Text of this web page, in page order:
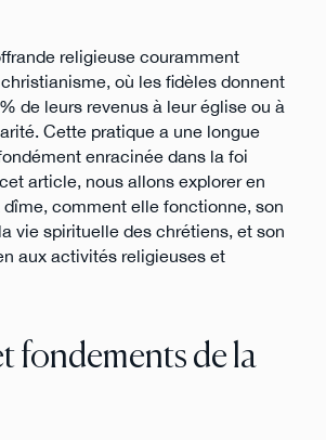
religieuse couramment
où les fidèles donnent
de leurs revenus à leur église ou à
Cette pratique a une longue
enracinée dans la foi
article, nous allons explorer en
comment elle fonctionne, son
vie spirituelle des chrétiens, et son
aux activités religieuses et
fondements de la